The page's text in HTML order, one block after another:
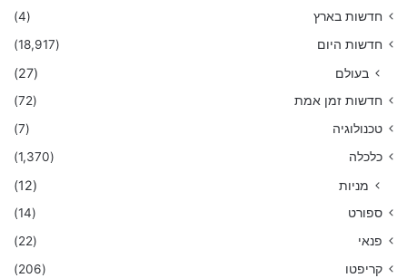
חדשות בארץ
(4)
חדשות היום
(18,917)
בעולם (27)
חדשות זמן אמת
(72)
טכנולוגיה
(7)
כלכלה
(1,370)
מניות (12)
ספורט
(14)
פנאי
(22)
קריפטו
(206)